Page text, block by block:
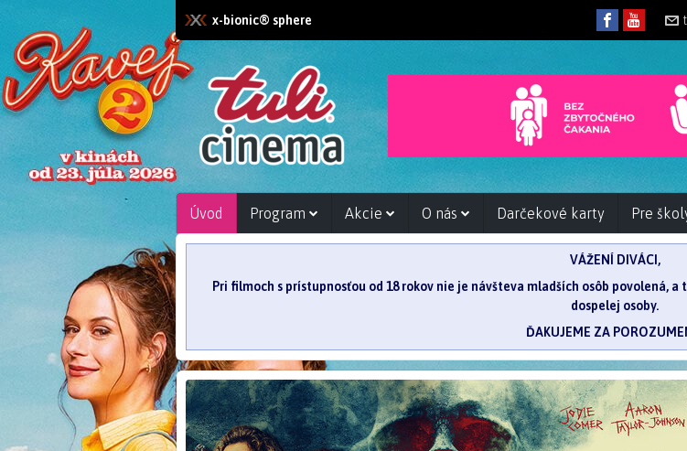
x-bionic® sphere
Úvod Program Akcie O nás Darčekové karty Pre
VÁŽENÍ DIVÁCI,
Pri filmoch s prístupnosťou od 18 rokov nie je návšteva mladších osôb povolená,
dospelej osoby.
ĎAKUJEME ZA